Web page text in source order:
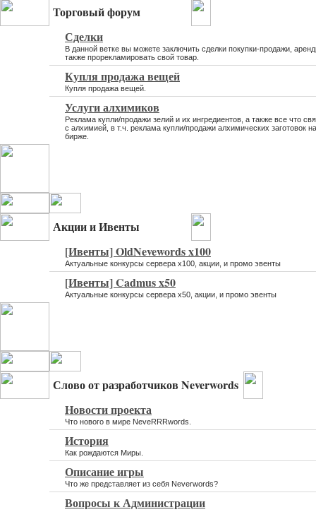
Торговый форум
Сделки
В данной ветке вы можете заключить сделки покупки-продажи,
также прорекламировать свой товар.
Купля продажа вещей
Купля продажа вещей.
Услуги алхимиков
Реклама купли/продажи зелий и их ингредиентов, а также все что
с алхимией, в т.ч. реклама купли/продажи алхимических заготовок на
бирже.
Акции и Ивенты
[Ивенты] OldNevewords x100
Актуальные конкурсы сервера х100, акции, и промо эвенты
[Ивенты] Cadmus x50
Актуальные конкурсы сервера х50, акции, и промо эвенты
Слово от разработчиков Neverwords
Новости проекта
Что нового в мире NeveRRRwords.
История
Как рождаются Миры.
Описание игры
Что же представляет из себя Neverwords?
Вопросы к Администрации